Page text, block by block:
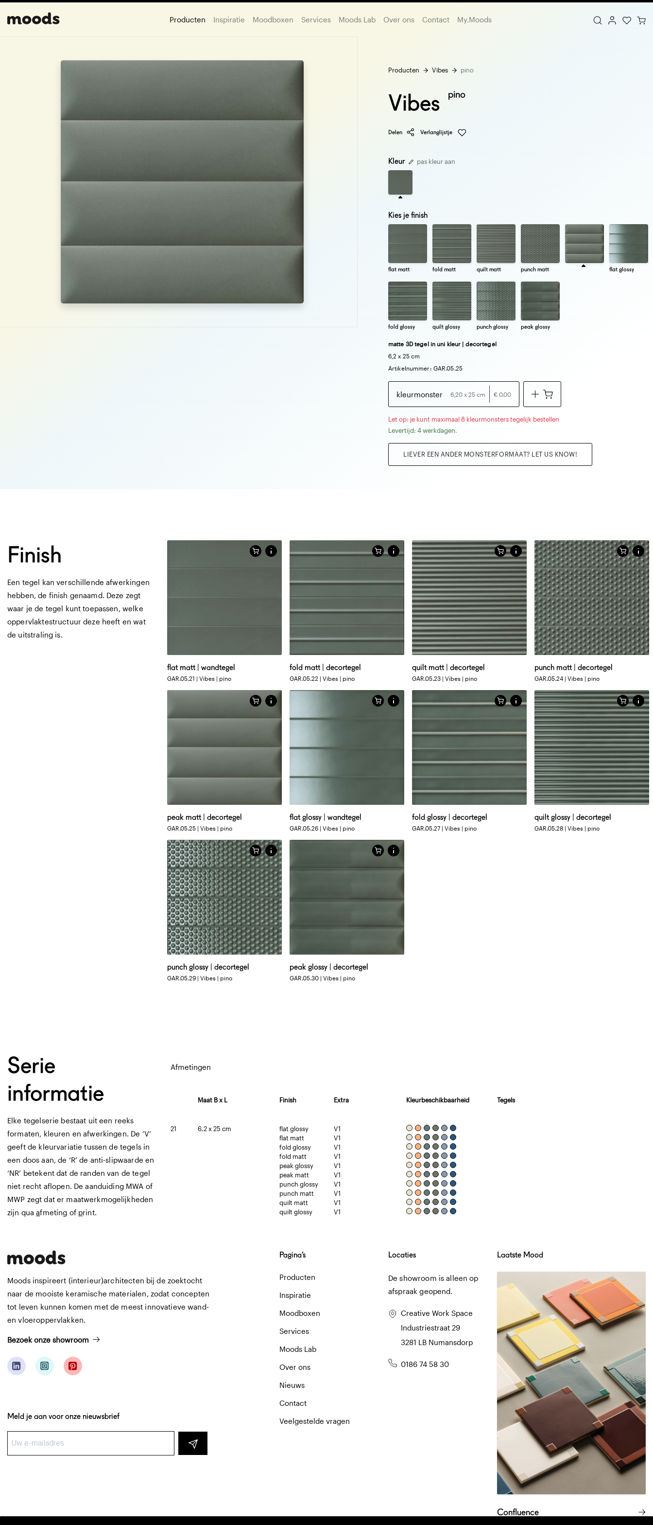
Producten Inspiratie Moodboxen Services Moods Lab Over ons Contact My.Moods
Producten Vibes pino
Vibes pino
Delen Verlanglijstje
Kleur pas kleur aan
Kies je finish
flat matt fold matt quilt matt punch matt flat glossy
fold glossy quilt glossy punch glossy peak glossy
matte 3D tegel in uni kleur | decortegel
6,2 x 25 cm
Artikelnummer: GAR.05.25
kleurmonster 6,20 x 25 cm € 0.00
Let op: je kunt maximaal 8 kleurmonsters tegelijk bestellen
Levertijd: 4 werkdagen.
LIEVER EEN ANDER MONSTERFORMAAT? LET US KNOW!
Finish
Een tegel kan verschillende afwerkingen
hebben, de finish genaamd. Deze zegt
waar je de tegel kunt toepassen, welke
oppervlaktestructuur deze heeft en wat
de uitstraling is.
flat matt | wandtegel
GAR.05.21 | Vibes | pino
fold matt | decortegel
GAR.05.22 | Vibes | pino
quilt matt | decortegel
GAR.05.23 | Vibes | pino
punch matt | decortegel
GAR.05.24 | Vibes | pino
matte 3D tegel in uni kleur
peak matt | decortegel
GAR.05.25 | Vibes | pino
glanzende vlakke tegel in uni kleur
flat glossy | wandtegel
GAR.05.26 | Vibes | pino
Afmetingen
glanzende 3D tegel in uni kleur
fold glossy | decortegel
GAR.05.27 | Vibes | pino
Afmetingen
glanzende 3D tegel in uni kleur
quilt glossy | decortegel
GAR.05.28 | Vibes | pino
glanzende 3D tegel in uni kleur
punch glossy | decortegel
GAR.05.29 | Vibes | pino
glanzende 3D tegel in uni kleur
peak glossy | decortegel
GAR.05.30 | Vibes | pino
Serie
informatie
Elke tegelserie bestaat uit een reeks
formaten, kleuren en afwerkingen. De ‘V’
geeft de kleurvariatie tussen de tegels in
een doos aan, de ‘R’ de anti-slipwaarde en
‘NR’ betekent dat de randen van de tegel
niet recht aflopen. De aanduiding MWA of
MWP zegt dat er maatwerkmogelijkheden
zijn quaafmeting of print.
Afmetingen
Maat B x L Finish Extra Kleurbeschikbaarheid
21 6,2 x 25 cm flat glossy
V1
flat matt
V1
fold glossy
V1
fold matt
V1
peak glossy
V1
peak matt
V1
punch glossy
V1
punch matt
V1
quilt matt
V1
quilt glossy
V1
Tegels
Moods inspireert (interieur)architecten bij de zoektocht
naar de mooiste keramische materialen, zodat concepten
tot leven kunnen komen met de meest innovatieve wand-
en vloeroppervlakken.
Bezoek onze showroom
Meld je aan voor onze nieuwsbrief
Laatste Mood
Confluence
Pagina’s
Producten
Inspiratie
Moodboxen
Services
Moods Lab
Over ons
Nieuws
Contact
Veelgestelde vragen
Locaties
De showroom is alleen op
afspraak geopend.
Creative Work Space
Industriestraat 29
3281 LB Numansdorp
0186 74 58 30